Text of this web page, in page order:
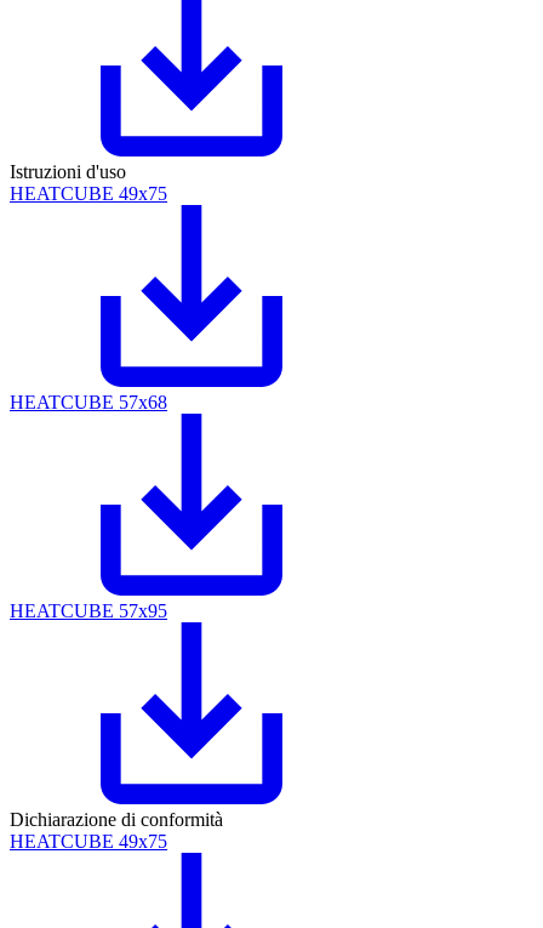
Istruzioni d'uso
HEATCUBE 49x75
HEATCUBE 57x68
HEATCUBE 57x95
Dichiarazione di conformità
HEATCUBE 49x75